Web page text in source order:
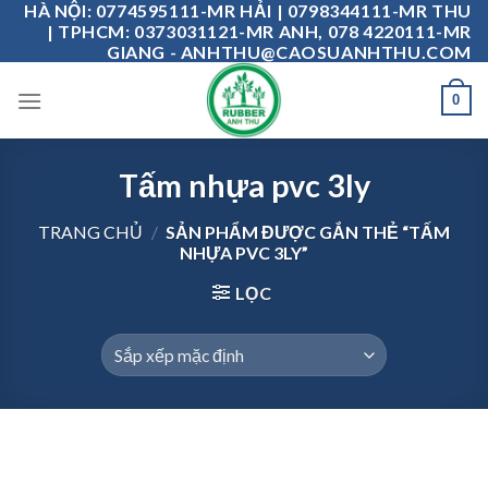
Skip
content
HÀ NỘI: 0774595111-MR HẢI | 0798344111-MR THU
| TPHCM: 0373031121-MR ANH, 078 4220111-MR
GIANG - ANHTHU@CAOSUANHTHU.COM
0
Tấm nhựa pvc 3ly
TRANG CHỦ / SẢN PHẨM ĐƯỢC GẮN THẺ “TẤM
NHỰA PVC 3LY”
LỌC